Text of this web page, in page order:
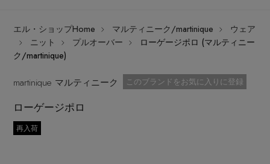
ITEMS
新着アイテム
再入荷アイテム
ログイン
SEE RESULTS
エル・ショップHome マルティニーク/martinique
ウェア
ニット
プルオーバー
ローゲージポロ (マルティニー
ク/martinique)
martinique マルティニーク お気に入り済
このブランドをお気に入りに登録
ローゲージポロ
再入荷